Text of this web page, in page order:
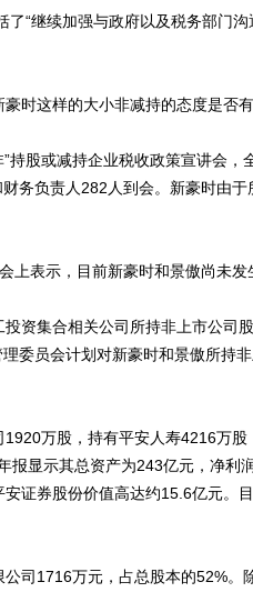
“继续加强与政府以及税务部门
时这样的大小非减持的态度是否有
股或减持企业税收政策宣讲会，
务负责人282人到会。新豪时由
表示，目前新豪时和景傲尚未发
资集合相关公司所持非上市公司
委员会计划对新豪时和景傲所持
万股，持有平安人寿4216万股
报显示其总资产为243亿元，净利
证券股份价值高达约15.6亿元。
司1716万元，占总股本的52%。